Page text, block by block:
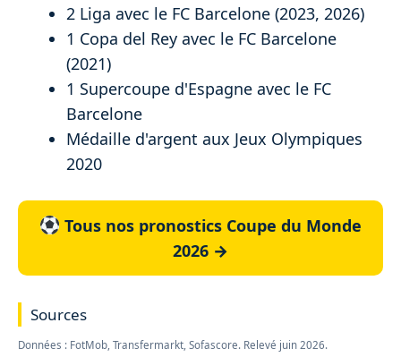
2 Liga avec le FC Barcelone (2023, 2026)
1 Copa del Rey avec le FC Barcelone
(2021)
1 Supercoupe d'Espagne avec le FC
Barcelone
Médaille d'argent aux Jeux Olympiques
2020
Tous nos pronostics Coupe du Monde
2026 →
Sources
Données : FotMob, Transfermarkt, Sofascore. Relevé juin 2026.